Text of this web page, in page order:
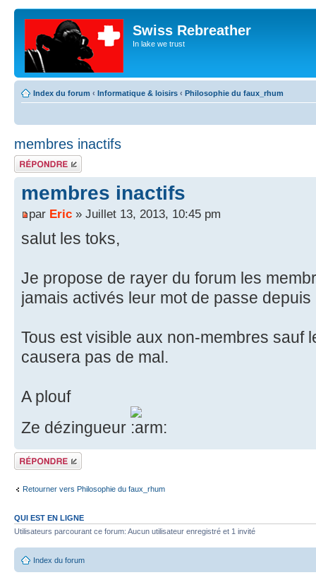
Swiss Rebreather
In lake we trust
Index du forum ‹ Informatique & loisirs ‹ Philosophie du faux_rhum
membres inactifs
Répondre
membres inactifs
par Eric » Juillet 13, 2013, 10:45 pm
salut les toks,
Je propose de rayer du forum les
jamais activés leur mot de passe depuis
Tous est visible aux non-membres sauf
causera pas de mal.
A plouf
Ze dézingueur
Répondre
Retourner vers Philosophie du faux_rhum
QUI EST EN LIGNE
Utilisateurs parcourant ce forum: Aucun utilisateur enregistré et 1 invité
Index du forum